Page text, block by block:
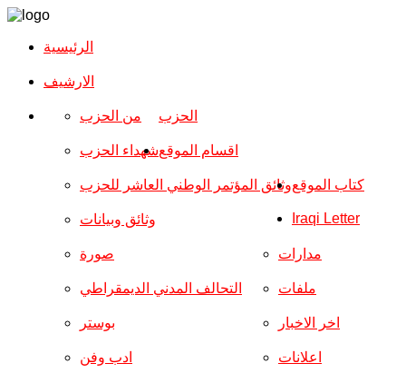
الرئيسية
الارشیف
الحزب من الحزب
شهداء الحزب
وثائق المؤتمر الوطني العاشر للحزب
وثائق وبيانات
اقسام الموقع
صورة
التحالف المدني الديمقراطي
بوستر
ادب وفن
مدارات
ملفات
اخر الاخبار
اعلانات
كتاب الموقع
Iraqi Letter